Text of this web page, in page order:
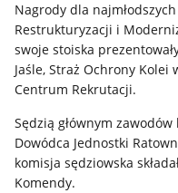
Nagrody dla
Restrukturyzacji i
swoje stoiska
Jaśle, Straż Ochrony Kolei
Centrum Rekrutacji.
Sędzią głównym
Dowódca Jednostki
komisja sędziowska
Komendy.